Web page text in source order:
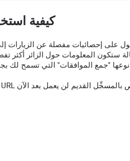
كيفية
"جمع الموافقات" التي تسمح لك